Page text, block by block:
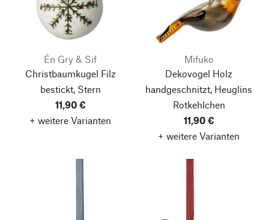
Én Gry & Sif
Christbaumkugel Filz
bestickt, Stern
11,90 €
+ weitere Varianten
Mifuko
Dekovogel Holz
handgeschnitzt, Heuglins
Rotkehlchen
11,90 €
+ weitere Varianten